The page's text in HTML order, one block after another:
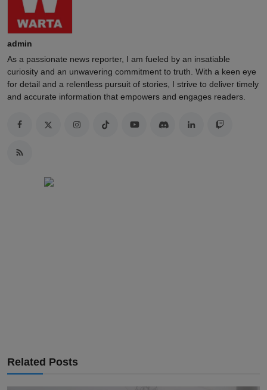
admin
As a passionate news reporter, I am fueled by an insatiable
curiosity and an unwavering commitment to truth. With a keen eye
for detail and a relentless pursuit of stories, I strive to deliver timely
and accurate information that empowers and engages readers.
Related Posts